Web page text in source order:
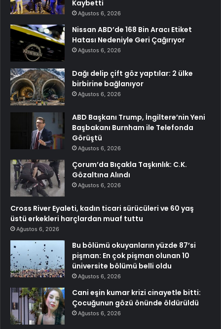
Kaybetti
Ağustos 6, 2026
Nissan ABD’de 168 Bin Aracı Etiket
Hatası Nedeniyle Geri Çağırıyor
Ağustos 6, 2026
Dağı delip çift göz yaptılar: 2 ülke
birbirine bağlanıyor
Ağustos 6, 2026
ABD Başkanı Trump, İngiltere’nin Yeni
Başbakanı Burnham ile Telefonda
Görüştü
Ağustos 6, 2026
Çorum’da Bıçakla Taşkınlık: C.K.
Gözaltına Alındı
Ağustos 6, 2026
Cross River Eyaleti, kadın ticari sürücüleri ve 60 yaş
üstü erkekleri harçlardan muaf tuttu
Ağustos 6, 2026
Bu bölümü okuyanların yüzde 87’si
pişman: En çok pişman olunan 10
üniversite bölümü belli oldu
Ağustos 6, 2026
Cani eşin kumar krizi cinayetle bitti:
Çocuğunun gözü önünde öldürüldü
Ağustos 6, 2026